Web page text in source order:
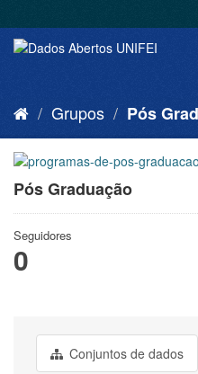
Grupos Pós
Pós Graduação
Seguidores
0
Conjuntos de dados